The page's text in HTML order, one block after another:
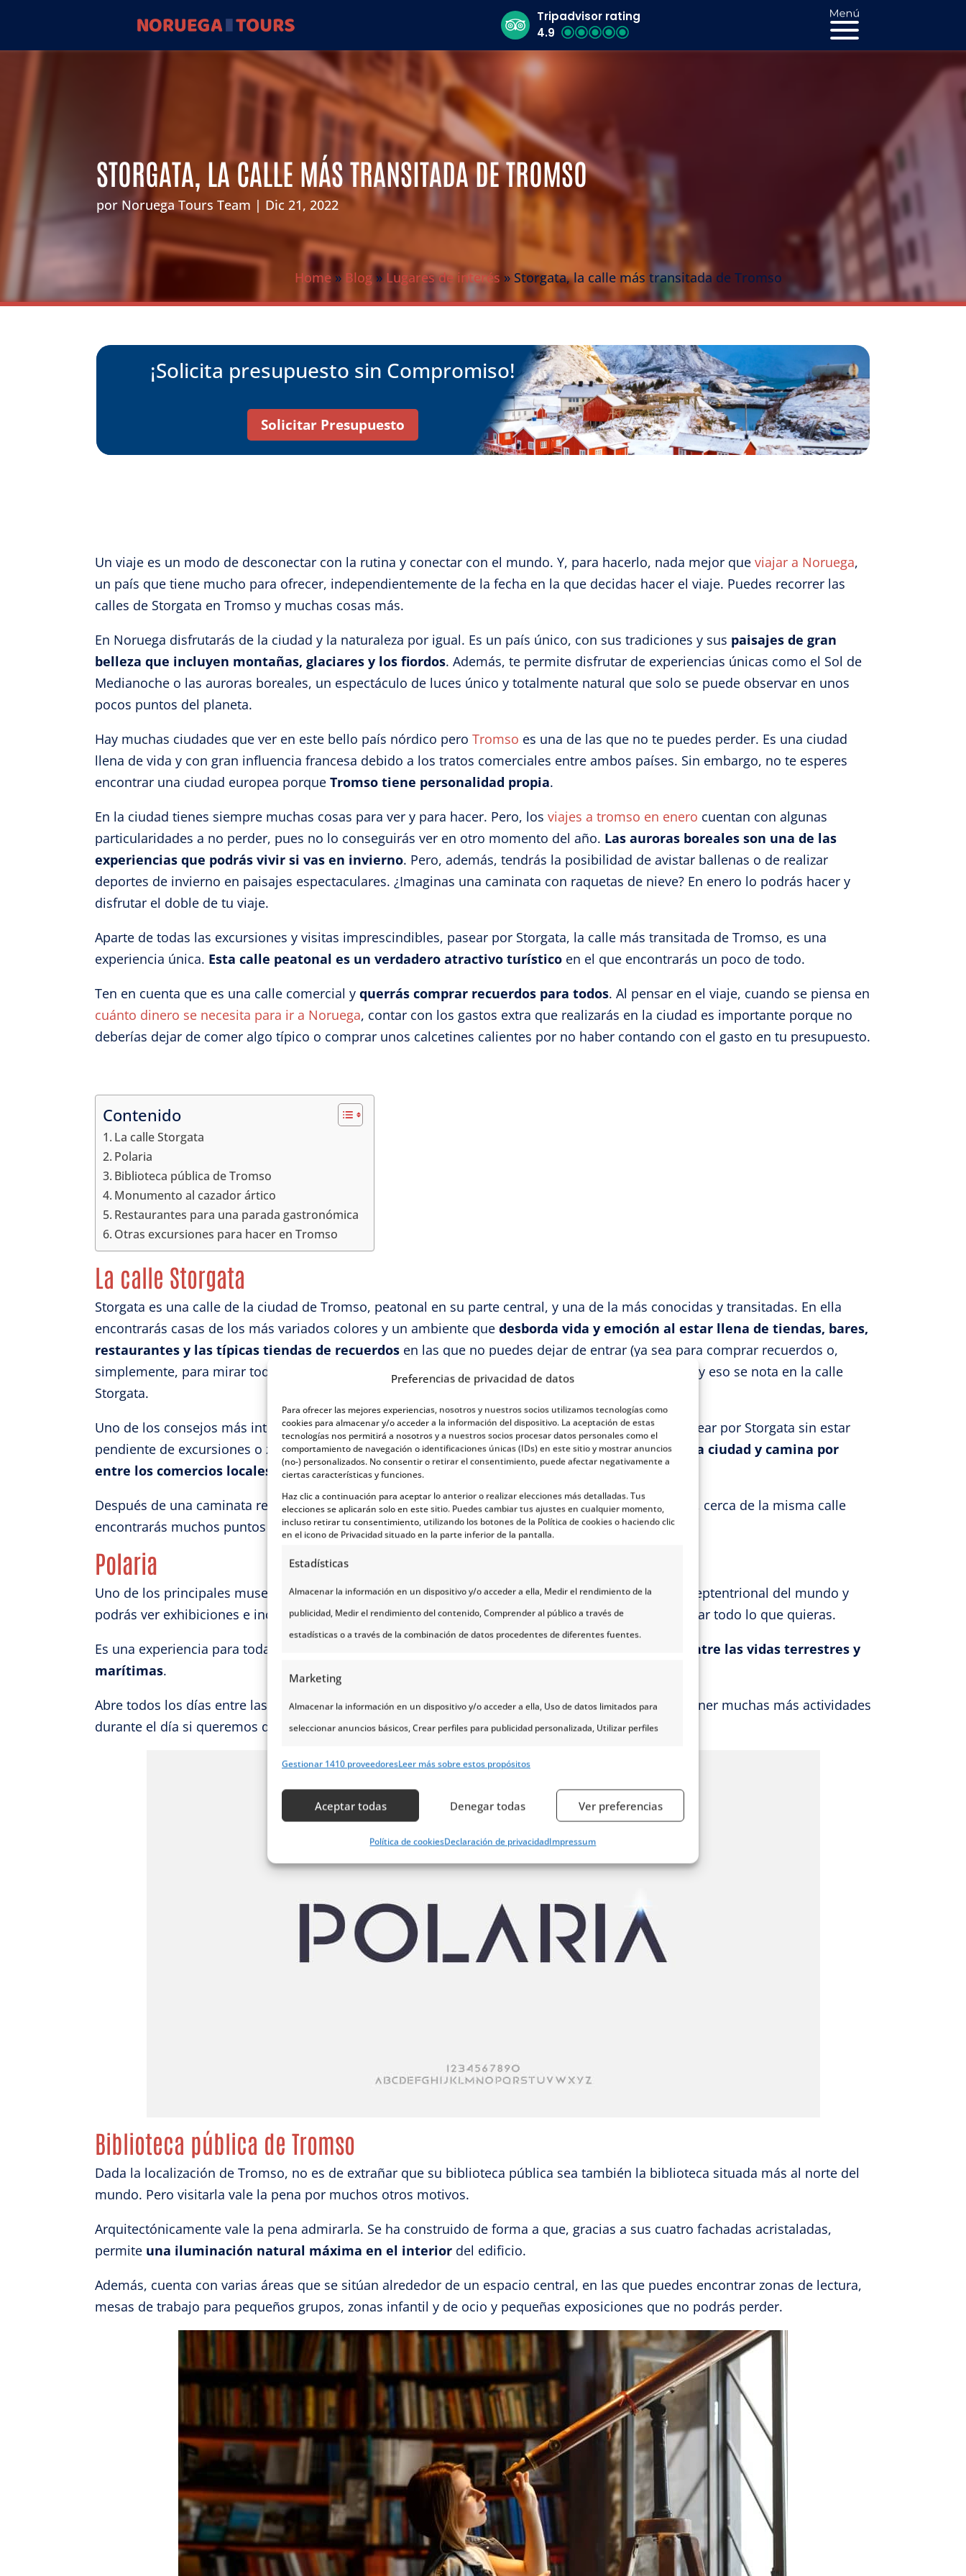
Preferencias de privacidad de datos
Para ofrecer las mejores experiencias, nosotros y nuestros socios utilizamos tecnologías como
cookies para almacenar y/o acceder a la información del dispositivo. La aceptación de estas
tecnologías nos permitirá a nosotros y a nuestros socios procesar datos personales como el
comportamiento de navegación o identificaciones únicas (IDs) en este sitio y mostrar anuncios
(no-) personalizados. No consentir o retirar el consentimiento, puede afectar negativamente a
ciertas características y funciones.
Haz clic a continuación para aceptar lo anterior o realizar elecciones más detalladas. Tus
elecciones se aplicarán solo en este sitio. Puedes cambiar tus ajustes en cualquier momento,
incluso retirar tu consentimiento, utilizando los botones de la Política de cookies o haciendo clic
en el icono de Privacidad situado en la parte inferior de la pantalla.
Estadísticas
Almacenar la información en un dispositivo y/o acceder a ella, Medir el rendimiento de la
publicidad, Medir el rendimiento del contenido, Comprender al público a través de
estadísticas o a través de la combinación de datos procedentes de diferentes fuentes.
Marketing
Almacenar la información en un dispositivo y/o acceder a ella, Uso de datos limitados para
seleccionar anuncios básicos, Crear perfiles para publicidad personalizada, Utilizar perfiles
Uso de perfiles para la selección de contenido personalizado, Desarrollo y mejora de los
servicios, Uso de datos limitados con el objetivo de seleccionar el contenido.
Cotejo y combinación de datos procedentes de otras fuentes de información,
información transmitida de forma automática.
Garantizar la seguridad, evitar y detectar fraudes, y eliminar
Gestionar 1410 proveedoresLeer más sobre estos propósitos
Aceptar todas Denegar todas Ver preferencias
Política de cookiesDeclaración de privacidadImpressum
Tripadvisor rating
4.9
STORGATA, LA CALLE MÁS TRANSITADA DE TROMSO
por Noruega Tours Team Dic 21, 2022
Home » Blog » Lugares de interés » Storgata, la calle más transitada de Tromso
¡Solicita presupuesto sin Compromiso!
Solicitar Presupuesto
Un viaje es un modo de desconectar con la rutina y conectar con el mundo. Y, para hacerlo, nada mejor que viajar a Noruega,
un país que tiene mucho para ofrecer, independientemente de la fecha en la que decidas hacer el viaje. Puedes recorrer las
calles de Storgata en Tromso y muchas cosas más.
En Noruega disfrutarás de la ciudad y la naturaleza por igual. Es un país único, con sus tradiciones y sus paisajes de gran
belleza que incluyen montañas, glaciares y los fiordos. Además, te permite disfrutar de experiencias únicas como el Sol de
Medianoche o las auroras boreales, un espectáculo de luces único y totalmente natural que solo se puede observar en unos
pocos puntos del planeta.
Hay muchas ciudades que ver en este bello país nórdico pero Tromso es una de las que no te puedes perder. Es una ciudad
llena de vida y con gran influencia francesa debido a los tratos comerciales entre ambos países. Sin embargo, no te esperes
encontrar una ciudad europea porque Tromso tiene personalidad propia.
En la ciudad tienes siempre muchas cosas para ver y para hacer. Pero, los viajes a tromso en enero cuentan con algunas
particularidades a no perder, pues no lo conseguirás ver en otro momento del año. Las auroras boreales son una de las
experiencias que podrás vivir si vas en invierno. Pero, además, tendrás la posibilidad de avistar ballenas o de realizar
deportes de invierno en paisajes espectaculares. ¿Imaginas una caminata con raquetas de nieve? En enero lo podrás hacer y
disfrutar el doble de tu viaje.
Aparte de todas las excursiones y visitas imprescindibles, pasear por Storgata, la calle más transitada de Tromso, es una
experiencia única. Esta calle peatonal es un verdadero atractivo turístico en el que encontrarás un poco de todo.
Ten en cuenta que es una calle comercial y querrás comprar recuerdos para todos. Al pensar en el viaje, cuando se piensa en
cuánto dinero se necesita para ir a Noruega, contar con los gastos extra que realizarás en la ciudad es importante porque no
deberías dejar de comer algo típico o comprar unos calcetines calientes por no haber contando con el gasto en tu presupuesto.
Contenido
La calle Storgata
Polaria
Biblioteca pública de Tromso
Monumento al cazador ártico
Restaurantes para una parada gastronómica
Otras excursiones para hacer en Tromso
La calle Storgata
Storgata es una calle de la ciudad de Tromso, peatonal en su parte central, y una de la más conocidas y transitadas. En ella
encontrarás casas de los más variados colores y un ambiente que desborda vida y emoción al estar llena de tiendas, bares,
restaurantes y las típicas tiendas de recuerdos en las que no puedes dejar de entrar (ya sea para comprar recuerdos o,
simplemente, para mirar todo lo que tienen). Tromso es una ciudad joven, moderna y cosmopolita y eso se nota en la calle
Storgata.
Uno de los consejos más interesantes que puedas escuchar es que te permitas un tiempo para pasear por Storgata sin estar
pendiente de excursiones o zonas turísticas a visitar. Simplemente,disfruta el ambiente, siente la ciudad y camina por
entre los comercios locales
que te ofrecen productos tanto modernos como más tradicionales.
Después de una caminata relajada por la ciudad y con las energías cargadas del ambiente noruego, cerca de la misma calle
encontrarás muchos puntos turísticos a no perder.
Polaria
Uno de los principales museos de la ciudad, aquí encontrarás el acuario ártico. Es el acuario más septentrional del mundo y
podrás ver exhibiciones e incluso un cine panorámico. Es bastante grande y la visita se puede alargar todo lo que quieras.
Es una experiencia para toda la familia en la que trabajan la idea de
la importancia de relación entre las vidas terrestres y
marítimas.
Abre todos los días entre las 10 y las 16h por lo que es necesario tener en cuenta el horario y no poner muchas más actividades
durante el día si queremos disfrutar de la visita sin prisa.
Biblioteca pública de Tromso
Dada la localización de Tromso, no es de extrañar que su biblioteca pública sea también la biblioteca situada más al norte del
mundo. Pero visitarla vale la pena por muchos otros motivos.
Arquitectónicamente vale la pena admirarla. Se ha construido de forma a que, gracias a sus cuatro fachadas acristaladas,
permite una iluminación natural máxima en el interior del edificio.
Además, cuenta con varias áreas que se sitúan alrededor de un espacio central, en las que puedes encontrar zonas de lectura,
mesas de trabajo para pequeños grupos, zonas infantil y de ocio y pequeñas exposiciones que no podrás perder.